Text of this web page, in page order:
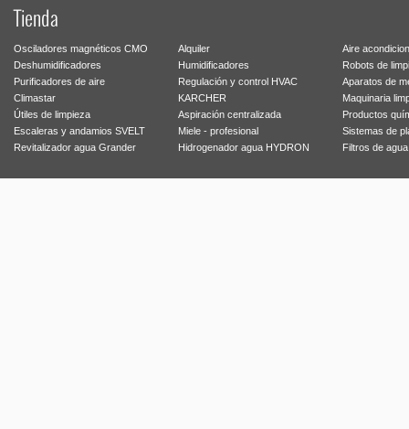
Tienda
Osciladores magnéticos CMO Alquiler
Aire
Deshumidificadores
Humidificadores
Robots de
Purificadores de aire
Regulación y control HVAC
Aparatos de
Climastar
KARCHER
Maquinaria
Útiles de limpieza
Aspiración centralizada
Productos
Escaleras y andamios SVELT
Miele - profesional
Sistemas de
Revitalizador agua Grander
Hidrogenador agua HYDRON Filtros de